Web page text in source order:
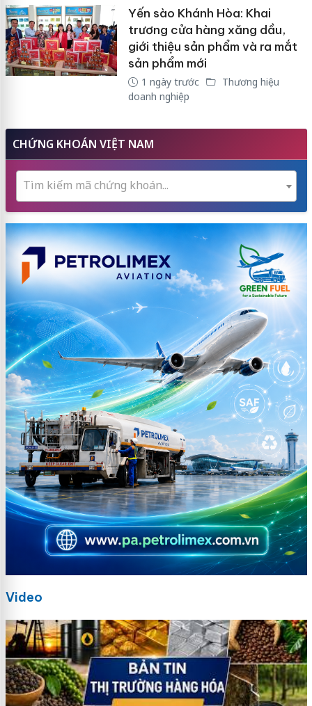
Yến sào Khánh Hòa: Khai
trương cửa hàng xăng dầu,
giới thiệu sản phẩm và ra mắt
sản phẩm mới
1 ngày trước
Thương hiệu
doanh nghiệp
CHỨNG KHOÁN VIỆT NAM
Tìm kiếm mã chứng khoán...
Video